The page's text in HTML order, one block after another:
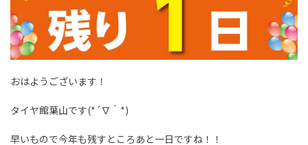
おはようございます！
タイヤ館葉山です(*´∇｀*)
早いもので今年も残すところあと一日ですね！！